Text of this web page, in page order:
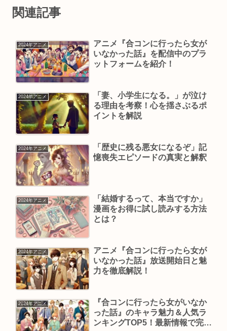
関連記事
2024年アニメ
アニメ『合コンに行ったら女が
いなかった話』を配信中のプラ
ットフォームを紹介！
2024年アニメ
「妻、小学生になる。」が泣け
る理由を考察！心を揺さぶるポ
イントを解説
2024年アニメ
「歴史に残る悪女になるぞ」記
憶喪失エピソードの真実と解釈
2024年アニメ
「結婚するって、本当ですか」
漫画をお得に試し読みする方法
とは？
2024年アニメ
アニメ『合コンに行ったら女が
いなかった話』放送開始日と魅
力を徹底解説！
2024年アニメ
『合コンに行ったら女がいなか
った話』のキャラ魅力＆人気ラ
ンキングTOP5！最新情報で完全